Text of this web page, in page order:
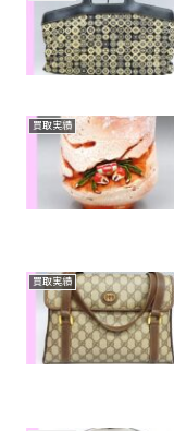
買取実績
買取実績